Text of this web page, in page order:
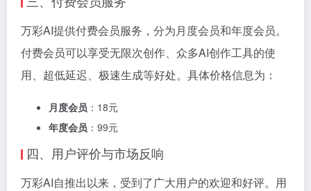
万彩AI提供付费会员服务，分为月度会员和年度会员。
付费会员可以享受无限次创作、众多AI创作工具的使
用、超低延迟、极速生成等好处。具体价格信息为：
月度会员 ：18元
年度会员 ：99元
四、用户评价与市场反响
万彩AI自推出以来，受到了广大用户的欢迎和好评。用